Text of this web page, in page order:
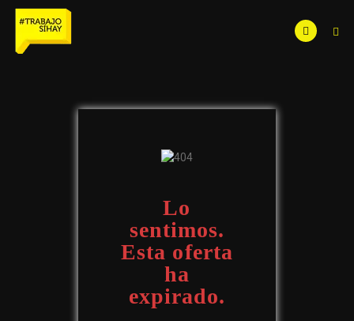
Lo
sentimos.
Esta oferta
ha
expirado.